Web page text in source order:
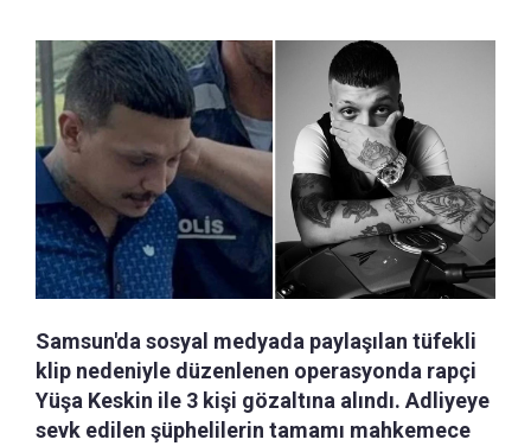
Samsun'da sosyal medyada paylaşılan tüfekli
klip nedeniyle düzenlenen operasyonda rapçi
Yüşa Keskin ile 3 kişi gözaltına alındı. Adliyeye
sevk edilen şüphelilerin tamamı mahkemece